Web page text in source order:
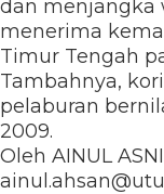
dan menjangka
menerima
Timur Tengah
Tambahnya,
pelaburan
2009.
Oleh AINUL